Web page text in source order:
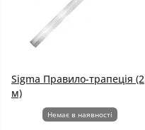
Sigma Правило-трапеція (2
м)
Немає в наявності